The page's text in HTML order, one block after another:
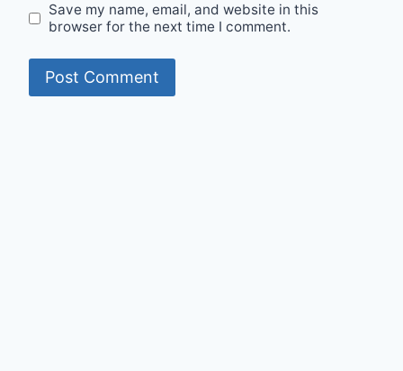
Save my name, email, and website in this
browser for the next time I comment.